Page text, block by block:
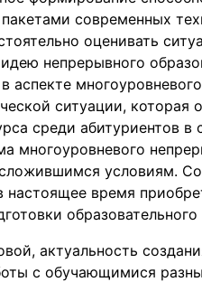
современных
оценивать
непрерывного
аспекте
ситуации, которая
среди абитуриентов в
многоуровневого
условиям.
время
образовательного
актуальность
с обучающимися